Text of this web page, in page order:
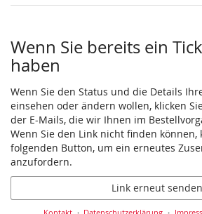
Wenn Sie bereits ein
haben
Wenn Sie den Status und die Details
einsehen oder ändern wollen, klicken
der E-Mails, die wir Ihnen im
Wenn Sie den Link nicht finden können,
folgenden Button, um ein erneutes
anzufordern.
Link erneut senden